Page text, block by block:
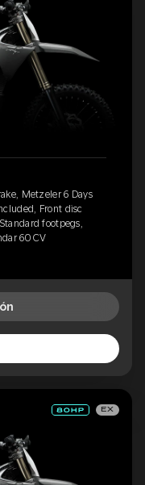
Metzeler 6 Days
Front disc
footpegs,
60 CV
EX